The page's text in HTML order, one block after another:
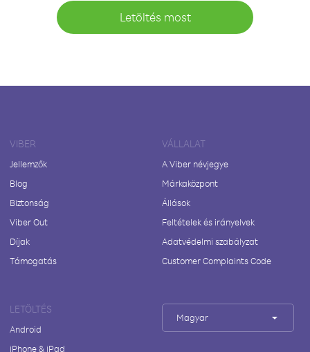
Letöltés most
VIBER
Jellemzők
Blog
Biztonság
Viber Out
Díjak
Támogatás
VÁLLALAT
A Viber névjegye
Márkaközpont
Állások
Feltételek és irányelvek
Adatvédelmi szabályzat
Customer Complaints Code
LETÖLTÉS
Android
iPhone & iPad
Magyar